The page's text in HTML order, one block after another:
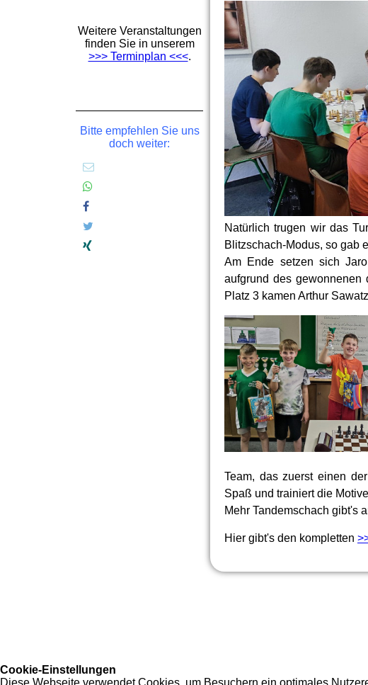
Natürlich trugen wir das
Blitzschach-Modus, so gab
Am Ende setzen sich
aufgrund des
Platz 3 kamen Arthur
Team, das zuerst einen
Spaß und trainiert die
Mehr Tandemschach gibt's
Hier gibt's den kompletten
Weitere Veranstaltungen
finden Sie in unserem
>>> Terminplan <<<.
Bitte empfehlen Sie uns
doch weiter:
Cookie-Einstellungen
Diese Webseite verwendet Cookies, um Besuchern ein optimales